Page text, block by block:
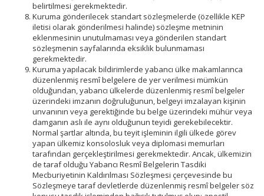
belirtilmesi gerekmektedir.
Kuruma gönderilecek standart sözleşmelerde (özellikle KEP
iletisi olarak gönderilmesi halinde) sözleşme metninin
eklenmesinin unutulmaması veya gönderilen standart
sözleşmenin sayfalarında eksiklik bulunmaması
gerekmektedir.
Kuruma yapılacak bildirimlerde yabancı ülke makamlarınca
düzenlenmiş resmî belgelere de yer verilmesi mümkün
olduğundan, yabancı ülkelerde düzenlenmiş resmî belgeler
üzerindeki imzanın doğruluğunun, belgeyi imzalayan kişinin
unvanının veya gerektiğinde bu belge üzerindeki mühür veya
damganın aslı ile aynı olduğunun teyidi gerekebilecektir.
Normal şartlar altında, bu teyit işleminin ilgili ülkede görev
yapan ülkemiz konsolosluk veya diplomasi memurları
tarafından gerçekleştirilmesi gerekmektedir. Ancak, ülkemizin
de taraf olduğu Yabancı Resmî Belgelerin Tasdiki
Mecburiyetinin Kaldırılması Sözleşmesi çerçevesinde bu
Sözleşmeye taraf devletlerde düzenlenmiş resmî belgeler söz